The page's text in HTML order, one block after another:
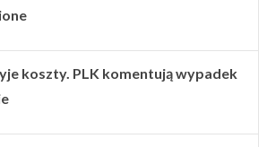
koszty. PLK komentują wypadek